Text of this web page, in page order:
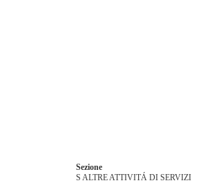
Sezione
S ALTRE ATTIVITÁ DI SERVIZI